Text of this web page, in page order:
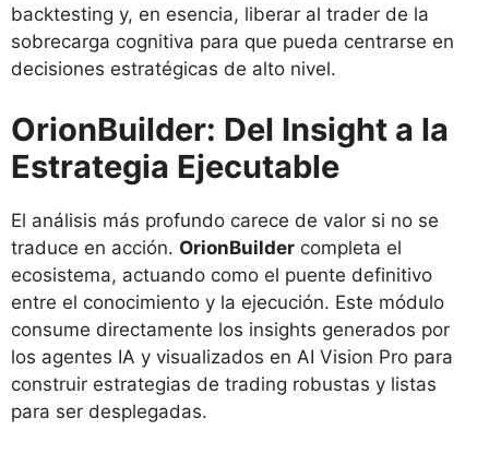
backtesting y, en esencia, liberar al trader de la
sobrecarga cognitiva para que pueda centrarse en
decisiones estratégicas de alto nivel.
OrionBuilder: Del Insight a la
Estrategia Ejecutable
El análisis más profundo carece de valor si no se
traduce en acción. OrionBuilder completa el
ecosistema, actuando como el puente definitivo
entre el conocimiento y la ejecución. Este módulo
consume directamente los insights generados por
los agentes IA y visualizados en AI Vision Pro para
construir estrategias de trading robustas y listas
para ser desplegadas.